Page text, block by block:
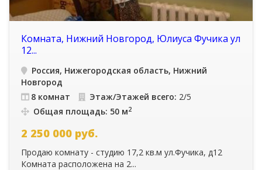
Комната, Нижний Новгород, Юлиуса Фучика ул
12...
Россия, Нижегородская область, Нижний
Новгород
8 комнат
Этаж/Этажей всего: 2/5
Общая площадь: 50 м2
2 250 000 руб.
Продаю комнату - студию 17,2 кв.м ул.Фучика, д12
Комната расположена на 2...